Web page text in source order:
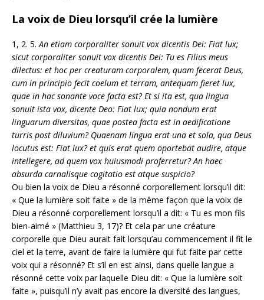
La voix de Dieu lorsqu’il crée la lumière
1, 2. 5.An etiam corporaliter sonuit vox dicentis Dei: Fiat lux;
sicut corporaliter sonuit vox dicentis Dei: Tu es Filius meus
dilectus: et hoc per creaturam corporalem, quam fecerat Deus,
cum in principio fecit coelum et terram, antequam fieret lux,
quae in hac sonante voce facta est? Et si ita est, qua lingua
sonuit ista vox, dicente Deo: Fiat lux; quia nondum erat
linguarum diversitas, quae postea facta est in aedificatione
turris post diluvium? Quaenam lingua erat una et sola, qua Deus
locutus est: Fiat lux? et quis erat quem oportebat audire, atque
intellegere, ad quem vox huiusmodi proferretur? An haec
absurda carnalisque cogitatio est atque suspicio?
Ou bien la voix de Dieu a résonné corporellement lorsqu’il dit:
« Que la lumière soit faite » de la même façon que la voix de
Dieu a résonné corporellement lorsqu’il a dit: « Tu es mon fils
bien-aimé » (Matthieu 3, 17)? Et cela par une créature
corporelle que Dieu aurait fait lorsqu’au commencement il fit le
ciel et la terre, avant de faire la lumière qui fut faite par cette
voix qui a résonné? Et s’il en est ainsi, dans quelle langue a
résonné cette voix par laquelle Dieu dit: « Que la lumière soit
faite », puisqu’il n’y avait pas encore la diversité des langues,